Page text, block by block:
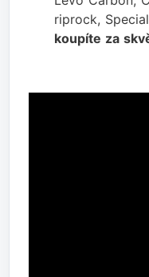
riprock,
koupíte za